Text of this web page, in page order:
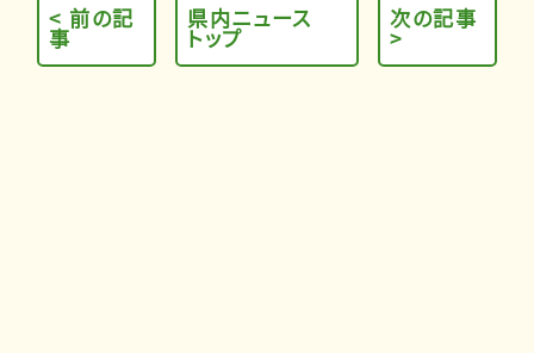
< 前の記
事
県内ニュース
トップ
次の記事
>